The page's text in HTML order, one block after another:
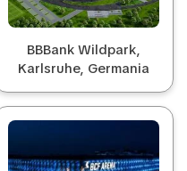
BBBank Wildpark,
Karlsruhe, Germania